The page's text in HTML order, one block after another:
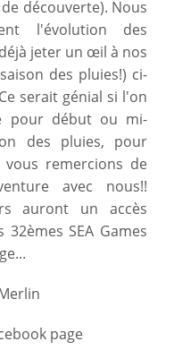
découverte). Nous
l'évolution des
jeter un œil à nos
des pluies!) ci-
serait génial si l'on
pour début ou mi-
des pluies, pour
remercions de
avec nous!!
auront un accès
SEA Games
page